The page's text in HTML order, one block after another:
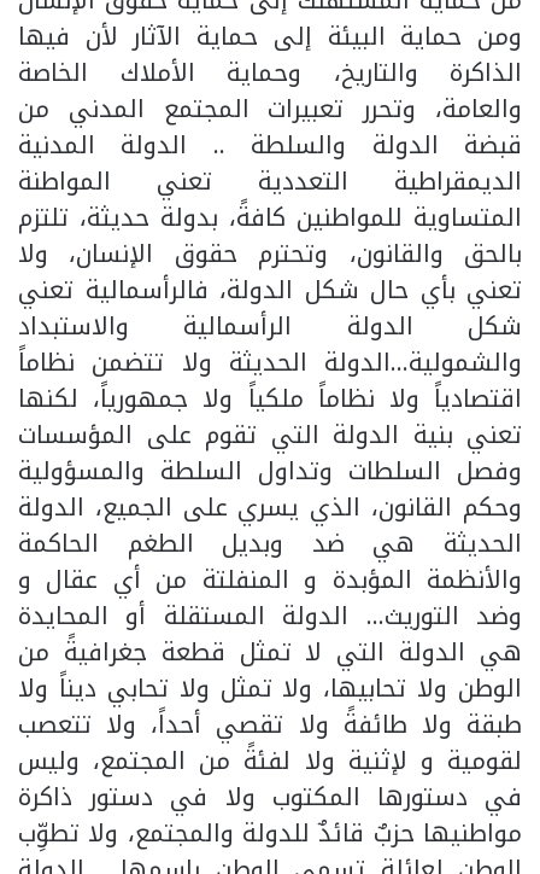
ومن حماية البيئة إلى حماية الآثار لأن فيها
الذاكرة والتاريخ، وحماية الأملاك الخاصة
والعامة، وتحرر تعبيرات المجتمع المدني من
قبضة الدولة والسلطة .. الدولة المدنية
الديمقراطية التعددية تعني المواطنة
المتساوية للمواطنين كافةً، بدولة حديثة، تلتزم
بالحق والقانون، وتحترم حقوق الإنسان، ولا
تعني بأي حال شكل الدولة، فالرأسمالية تعني
شكل الدولة الرأسمالية والاستبداد
والشمولية…الدولة الحديثة ولا تتضمن نظاماً
اقتصادياً ولا نظاماً ملكياً ولا جمهورياً، لكنها
تعني بنية الدولة التي تقوم على المؤسسات
وفصل السلطات وتداول السلطة والمسؤولية
وحكم القانون، الذي يسري على الجميع، الدولة
الحديثة هي ضد وبديل الطغم الحاكمة
والأنظمة المؤبدة و المنفلتة من أي عقال و
وضد التوريث… الدولة المستقلة أو المحايدة
هي الدولة التي لا تمثل قطعة جغرافيةً من
الوطن ولا تحابيها، ولا تمثل ولا تحابي ديناً ولا
طبقة ولا طائفةً ولا تقصي أحداً، ولا تتعصب
لقومية و لإثنية ولا لفئةً من المجتمع، وليس
في دستورها المكتوب ولا في دستور ذاكرة
مواطنيها حزبٌ قائدٌ للدولة والمجتمع، ولا تطوِّب